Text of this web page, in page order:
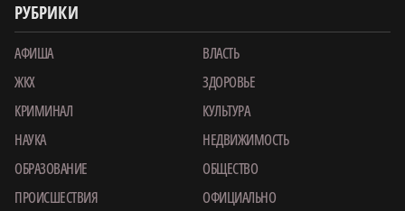
РУБРИКИ
АФИША
ВЛАСТЬ
ЖКХ
ЗДОРОВЬЕ
КРИМИНАЛ
КУЛЬТУРА
НАУКА
НЕДВИЖИМОСТЬ
ОБРАЗОВАНИЕ
ОБЩЕСТВО
ПРОИСШЕСТВИЯ
ОФИЦИАЛЬНО